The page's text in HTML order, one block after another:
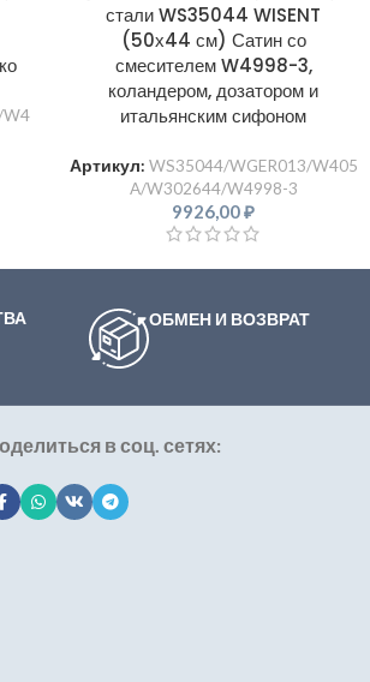
W4
стали WS35044 WISENT
(50х44 см) Сатин со
смесителем W4998-3,
коландером, дозатором и
итальянским сифоном
Артикул: WS35044/WGER013/W405
A/W302644/W4998-3
9926,00₽
ОБМЕН И ВОЗВРАТ
в соц. сетях: